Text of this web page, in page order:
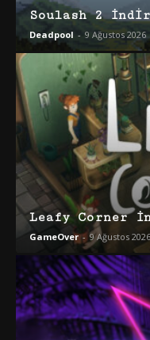
Soulash 2
Deadpool - 9 Ağustos 2026
Leafy Corner
GameOver - 9 Ağustos 2026